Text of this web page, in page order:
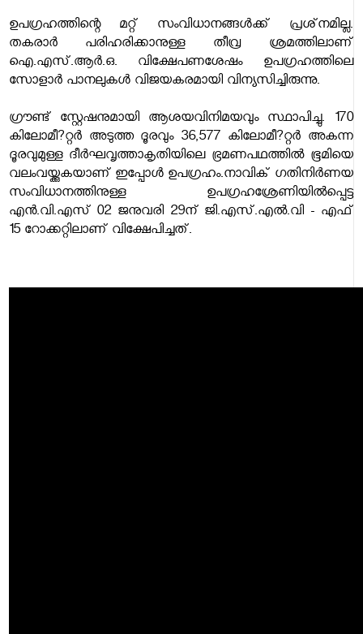
ഉപഗ്രഹത്തിന്റെ മറ്റ് സംവിധാനങ്ങള്‍ക്ക് പ്രശ്‌നമില്ല.
തകരാര്‍ പരിഹരിക്കാനുള്ള തീവ്ര ശ്രമത്തിലാണ്
ഐ.എസ്.ആര്‍.ഒ. വിക്ഷേപണശേഷം ഉപഗ്രഹത്തിലെ
സോളാര്‍ പാനലുകള്‍ വിജയകരമായി വിന്യസിച്ചിരുന്നു.
ഗ്രൗണ്ട് സ്റ്റേഷനുമായി ആശയവിനിമയവും സ്ഥാപിച്ചു. 170
കിലോമീ?റ്റര്‍ അടുത്ത ദൂരവും 36,577 കിലോമീ?റ്റര്‍ അകന്ന
ദൂരവുമുള്ള ദീര്‍ഘവൃത്താകൃതിയിലെ ഭ്രമണപഥത്തില്‍ ഭൂമിയെ
വലംവയ്ക്കുകയാണ് ഇപ്പോള്‍ ഉപഗ്രഹം.നാവിക് ഗതിനിര്‍ണയ
സംവിധാനത്തിനുള്ള ഉപഗ്രഹശ്രേണിയില്‍പ്പെട്ട
എന്‍.വി.എസ് 02 ജനുവരി 29ന് ജി.എസ്.എല്‍.വി - എഫ്
15 റോക്കറ്റിലാണ് വിക്ഷേപിച്ചത്.